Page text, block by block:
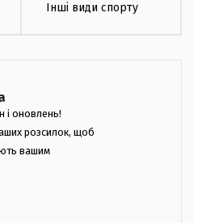
Інші види спорту
і оновлень!
розсилок, щоб
вашим